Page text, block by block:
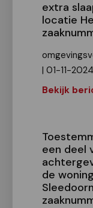
extra
locatie
| 01-11-2024
Bekijk
een deel
de